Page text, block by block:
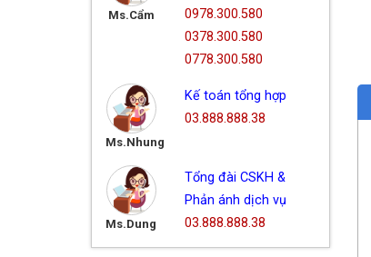
Ms.Cẩm
0978.300.580
0378.300.580
0778.300.580
Ms.Nhung
Kế toán tổng hợp
03.888.888.38
Ms.Dung
Tổng đài CSKH &
Phản ánh dịch vụ
03.888.888.38